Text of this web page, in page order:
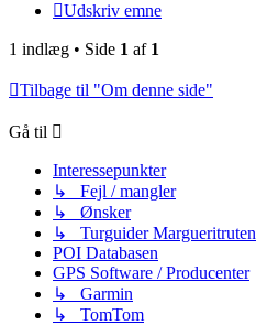
Udskriv emne
1 indlæg • Side 1 af 1
Tilbage til "Om denne side"
Gå til
Interessepunkter
↳ Fejl / mangler
↳ Ønsker
↳ Turguider Margueritruten
POI Databasen
GPS Software / Producenter
↳ Garmin
↳ TomTom